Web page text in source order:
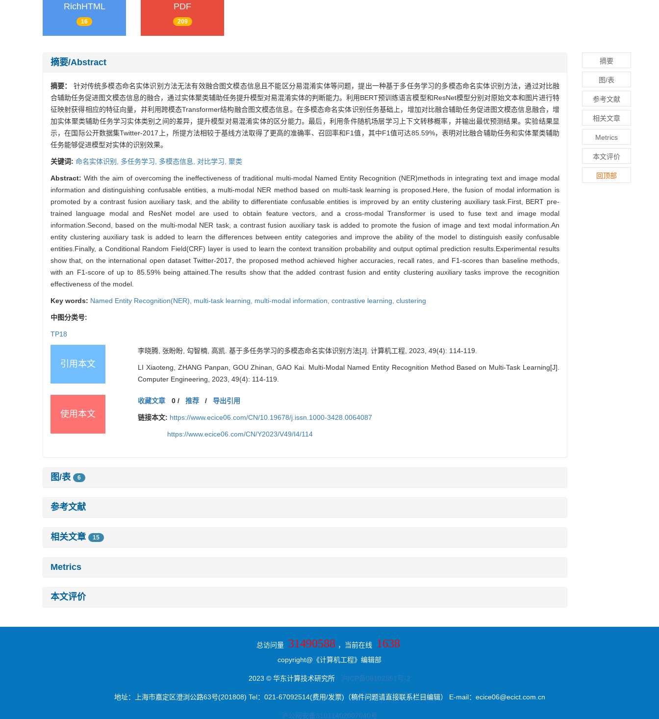
RichHTML
16
PDF
209
摘要/Abstract
摘要： 针对传统多模态命名实体识别方法无法有效融合图文模态信息且不能区分易混淆实体等问题，提出一种基于多任务学习的多模态命名实体识别方法，通过对比融
合辅助任务促进图文模态信息的融合，通过实体聚类辅助任务提升模型对易混淆实体的判断能力。利用BERT预训练语言模型和ResNet模型分别对原始文本和图片进行特
征映射获得相应的特征向量，并利用跨模态Transformer结构融合图文模态信息。在多模态命名实体识别任务基础上，增加对比融合辅助任务促进图文模态信息融合，增
加实体聚类辅助任务学习实体类别之间的差异，提升模型对易混淆实体的区分能力。最后，利用条件随机场层学习上下文转移概率，并输出最优预测结果。实验结果显
示，在国际公开数据集Twitter-2017上，所提方法相较于基线方法取得了更高的准确率、召回率和F1值，其中F1值可达85.59%，表明对比融合辅助任务和实体聚类辅助
任务能够促进模型对实体的识别效果。
关键词: 命名实体识别, 多任务学习, 多模态信息, 对比学习, 聚类
Abstract:With the aim of overcoming the ineffectiveness of traditional multi-modal Named Entity Recognition (NER)methods in integrating text and image modal
information and distinguishing confusable entities, a multi-modal NER method based on multi-task learning is proposed.Here, the fusion of modal information is
promoted by a contrast fusion auxiliary task, and the ability to differentiate confusable entities is improved by an entity clustering auxiliary task.First, BERT pre-
trained language modal and ResNet model are used to obtain feature vectors, and a cross-modal Transformer is used to fuse text and image modal
information.Second, based on the multi-modal NER task, a contrast fusion auxiliary task is added to promote the fusion of image and text modal information.An
entity clustering auxiliary task is added to learn the differences between entity categories and improve the ability of the model to distinguish easily confusable
entities.Finally, a Conditional Random Field(CRF) layer is used to learn the context transition probability and output optimal prediction results.Experimental results
show that, on the international open dataset Twitter-2017, the proposed method achieved higher accuracies, recall rates, and F1-scores than baseline methods,
with an F1-score of up to 85.59% being attained.The results show that the added contrast fusion and entity clustering auxiliary tasks improve the recognition
effectiveness of the model.
Key words: Named Entity Recognition(NER), multi-task learning, multi-modal information, contrastive learning, clustering
中图分类号:
TP18
引用本文
李晓腾, 张盼盼, 勾智楠, 高凯. 基于多任务学习的多模态命名实体识别方法[J]. 计算机工程, 2023, 49(4): 114-119.
LI Xiaoteng, ZHANG Panpan, GOU Zhinan, GAO Kai. Multi-Modal Named Entity Recognition Method Based on Multi-Task Learning[J].
Computer Engineering, 2023, 49(4): 114-119.
使用本文
收藏文章 0/ 推荐 /导出引用
链接本文: https://www.ecice06.com/CN/10.19678/j.issn.1000-3428.0064087
https://www.ecice06.com/CN/Y2023/V49/I4/114
图/表 6
参考文献
相关文章 15
Metrics
本文评价
摘要
图/表
参考文献
相关文章
Metrics
本文评价
回顶部
总访问量 31490588 ，当前在线 1638
copyright@《计算机工程》编辑部
2023 © 华东计算技术研究所 沪ICP备08102551号-2
地址：上海市嘉定区澄浏公路63号(201808) Tel：021-67092514(费用/发票)（稿件问题请直接联系栏目编辑） E-mail：ecice06@ecict.com.cn
沪公网安备31011402007040号